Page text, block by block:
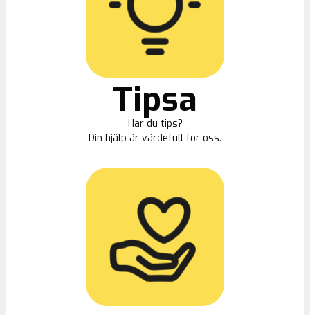
Tipsa
Har du tips?
Din hjälp är värdefull för oss.